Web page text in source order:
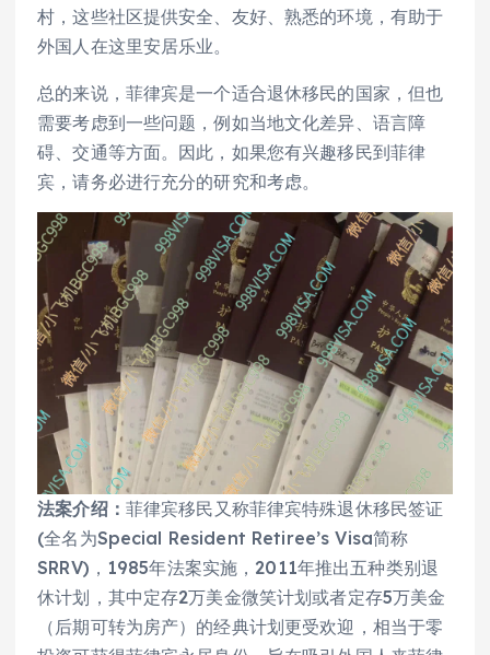
村，这些社区提供安全、友好、熟悉的环境，有助于
外国人在这里安居乐业。
总的来说，菲律宾是一个适合退休移民的国家，但也
需要考虑到一些问题，例如当地文化差异、语言障
碍、交通等方面。因此，如果您有兴趣移民到菲律
宾，请务必进行充分的研究和考虑。
法案介绍： 菲律宾移民又称菲律宾特殊退休移民签证
(全名为Special Resident Retiree’s Visa简称
SRRV)，1985年法案实施，2011年推出五种类别退
休计划，其中定存2万美金微笑计划或者定存5万美金
（后期可转为房产）的经典计划更受欢迎，相当于零